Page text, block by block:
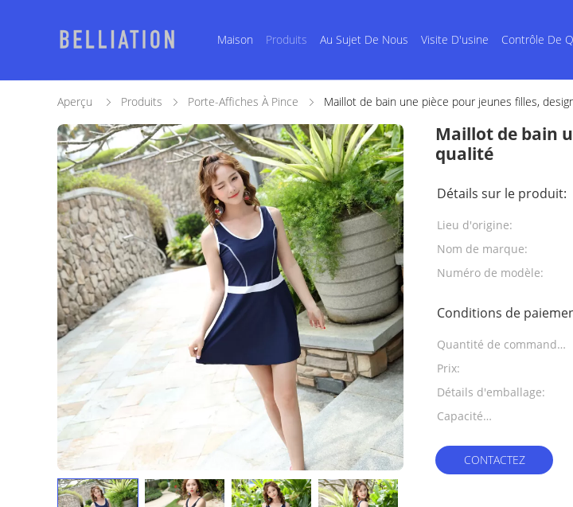
Maison Produits Au Sujet De Nous Visite D'usine Contrôle De
Aperçu Produits Porte-Affiches À Pince Maillot de bain une pièce pour jeunes filles,
Maillot de bain
qualité
Détails sur le produit:
Lieu d'origine:
Nom de marque:
Numéro de modèle:
Conditions de
Quantité de commande
min:
Prix:
Détails d'emballage:
Capacité
CONTACTEZ